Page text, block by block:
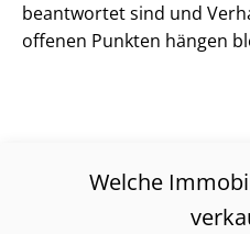
beantwortet sind und
offenen Punkten hängen
Welche